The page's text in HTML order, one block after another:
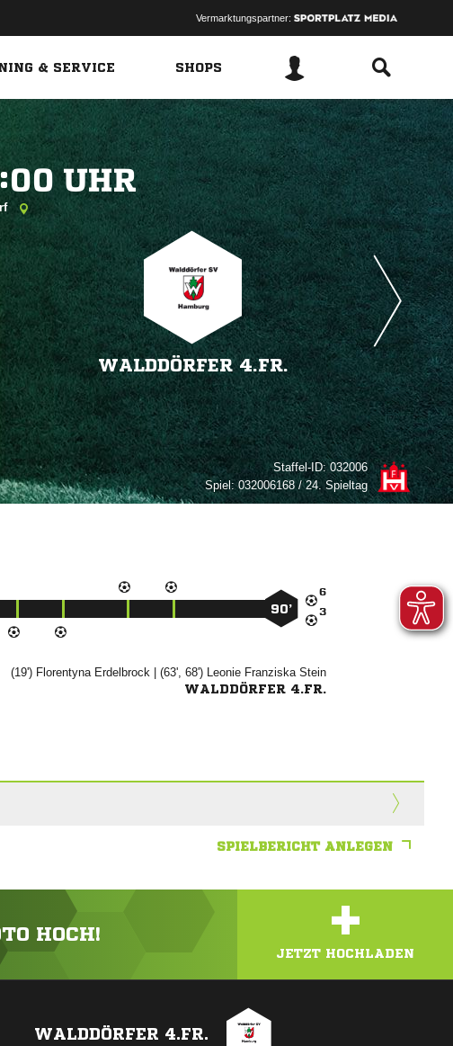
Vermarktungspartner:
& SERVICE SHOPS

WALDDÖRFER 4.FR.
Staffel-ID:032006
Spiel:032006168 / 24. Spieltag


90’
(19')   | (63', 68')   
WALDDÖRFER 4.FR.
SPIELBERICHT ANLEGEN
HOCH! +
JETZT HOCHLADEN
WALDDÖRFER 4.FR.